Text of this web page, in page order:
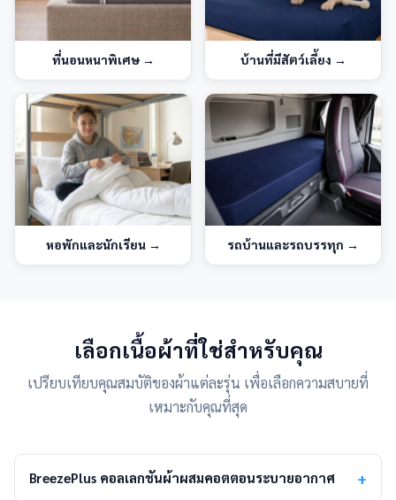
ที่นอนหนาพิเศษ→ บ้านที่มีสัตว์เลี้ยง →
หอพักและนักเรียน→ รถบ้านและรถบรรทุก →
เลือกเนื้อผ้าที่ใช่สำหรับคุณ
เปรียบเทียบคุณสมบัติของผ้าแต่ละรุ่น เพื่อเลือกความสบายที่
เหมาะกับคุณที่สุด
BreezePlus คอลเลกชันผ้าผสมคอตตอนระบายอากาศ